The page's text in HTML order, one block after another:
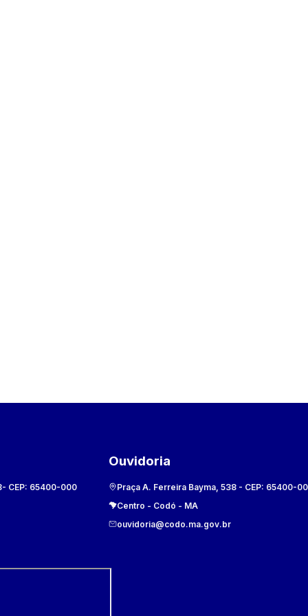
- CEP: 65400-000
Ouvidoria
Praça A. Ferreira Bayma, 538- CEP: 65400-
Centro - Codó - MA
ouvidoria@codo.ma.gov.br